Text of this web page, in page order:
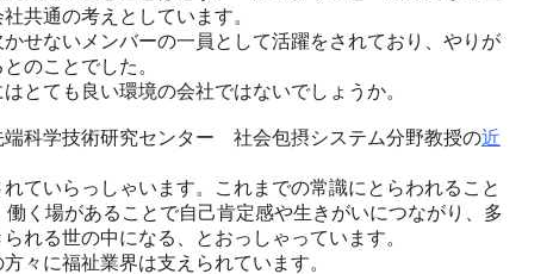
共通の考えとしています。
せないメンバーの一員として活躍をされており、やりが
のことでした。
とても良い環境の会社ではないでしょうか。
科学技術研究センター 社会包摂システム分野教授の近
ていらっしゃいます。これまでの常識にとらわれること
く場があることで自己肯定感や生きがいにつながり、多
れる世の中になる、とおっしゃっています。
々に福祉業界は支えられています。